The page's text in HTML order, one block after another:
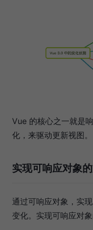
Vue 的核心之一就是
化，来驱动更新视图。
实现可响应对象
通过可响应对象，实
变化。实现可响应对象